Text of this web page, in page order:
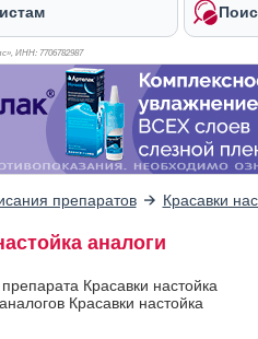
ИНН: 7706782987
препаратов Красавки
аналоги
Красавки настойка
Красавки настойка